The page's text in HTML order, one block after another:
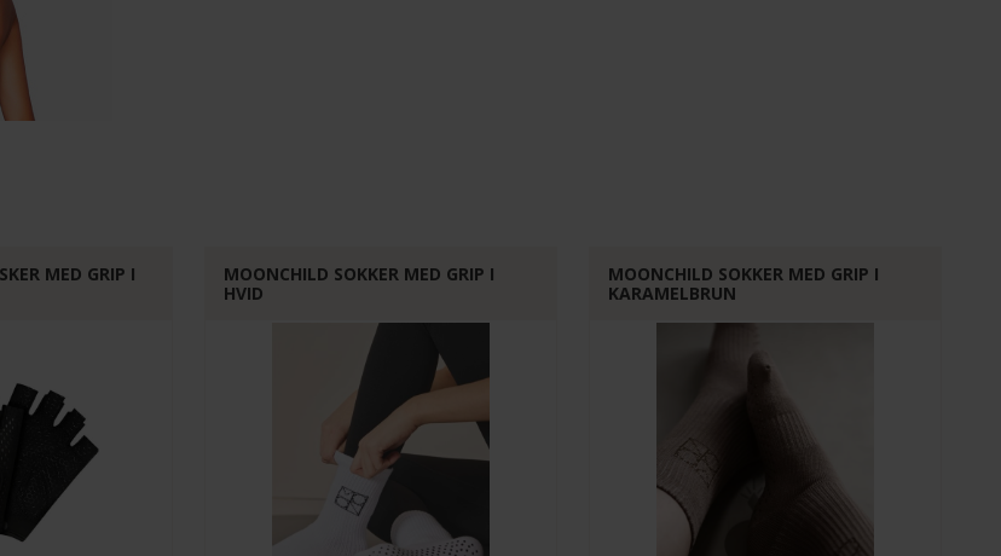
MED GRIP I
MOONCHILD SOKKER MED GRIP I
HVID
MOONCHILD SOKKER MED GRIP I
KARAMELBRUN